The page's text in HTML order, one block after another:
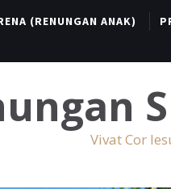
(RENUNGAN ANAK)
Vivat Cor